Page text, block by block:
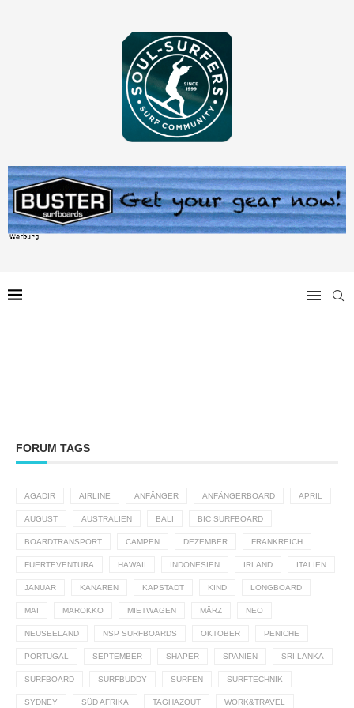
FORUM TAGS
AGADIR AIRLINE ANFÄNGER ANFÄNGERBOARD APRIL
AUGUST AUSTRALIEN BALI BIC SURFBOARD
BOARDTRANSPORT CAMPEN DEZEMBER FRANKREICH
FUERTEVENTURA HAWAII INDONESIEN IRLAND ITALIEN
JANUAR KANAREN KAPSTADT KIND LONGBOARD
MAI MAROKKO MIETWAGEN MÄRZ NEO
NEUSEELAND NSP SURFBOARDS OKTOBER PENICHE
PORTUGAL SEPTEMBER SHAPER SPANIEN SRI LANKA
SURFBOARD SURFBUDDY SURFEN SURFTECHNIK
SYDNEY SÜD AFRIKA TAGHAZOUT WORK&TRAVEL